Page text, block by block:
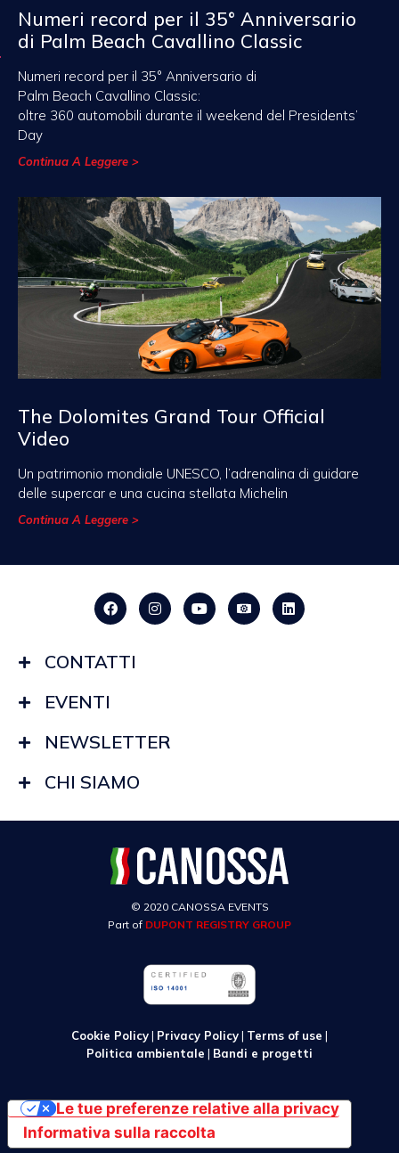
Numeri record per il 35° Anniversario
di Palm Beach Cavallino Classic
Numeri record per il 35° Anniversario di
Palm Beach Cavallino Classic:
oltre 360 automobili durante il weekend del Presidents’
Day
Continua A Leggere >
The Dolomites Grand Tour Official
Video
Un patrimonio mondiale UNESCO, l’adrenalina di guidare
delle supercar e una cucina stellata Michelin
Continua A Leggere >
CONTATTI
EVENTI
NEWSLETTER
CHI SIAMO
© 2020 CANOSSA EVENTS
Part of DUPONT REGISTRY GROUP
Cookie Policy| Privacy Policy| Terms of use |
Politica ambientale | Bandi e progetti
Informativa sulla raccolta
Le tue preferenze relative alla privacy